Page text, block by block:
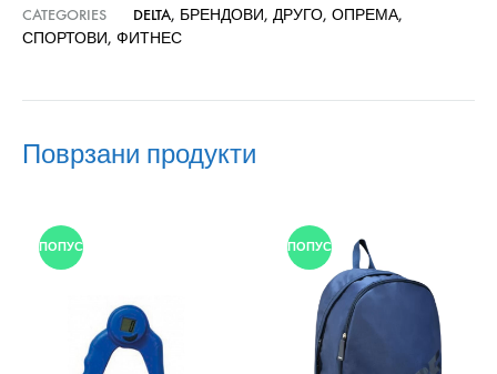
CATEGORIES
DELTA, БРЕНДОВИ, ДРУГО, ОПРЕМА,
СПОРТОВИ, ФИТНЕС
Поврзани продукти
ПОПУСТ ПОПУСТ